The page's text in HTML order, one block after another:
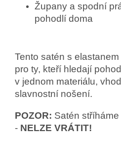
Župany a spodní
pohodlí doma
Tento satén s
pro ty, kteří hledají
v jednom materiálu,
slavnostní nošení.
POZOR: Satén
- NELZE VRÁTIT!